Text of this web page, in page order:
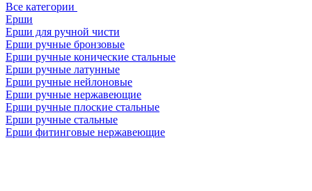
Все категории
Ерши
Ерши для ручной чисти
Ерши ручные бронзовые
Ерши ручные конические стальные
Ерши ручные латунные
Ерши ручные нейлоновые
Ерши ручные нержавеющие
Ерши ручные плоские стальные
Ерши ручные стальные
Ерши фитинговые нержавеющие